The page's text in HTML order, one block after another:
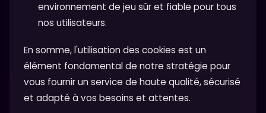
environnement de jeu sûr et fiable pour tous
nos utilisateurs.
En somme, l'utilisation des cookies est un
élément fondamental de notre stratégie pour
vous fournir un service de haute qualité, sécurisé
et adapté à vos besoins et attentes.